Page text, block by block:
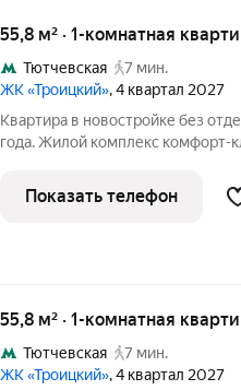
55,8 м² · 1-комнатная
Тютчевская
7 мин.
ЖК «Троицкий», 4 квартал 2027
Квартира в новостройке без
года. Жилой комплекс комфорт-
уже работает: поликлиники,
гипермаркет,
Показать телефон
55,8 м² · 1-комнатная
Тютчевская
7 мин.
ЖК «Троицкий», 4 квартал 2027